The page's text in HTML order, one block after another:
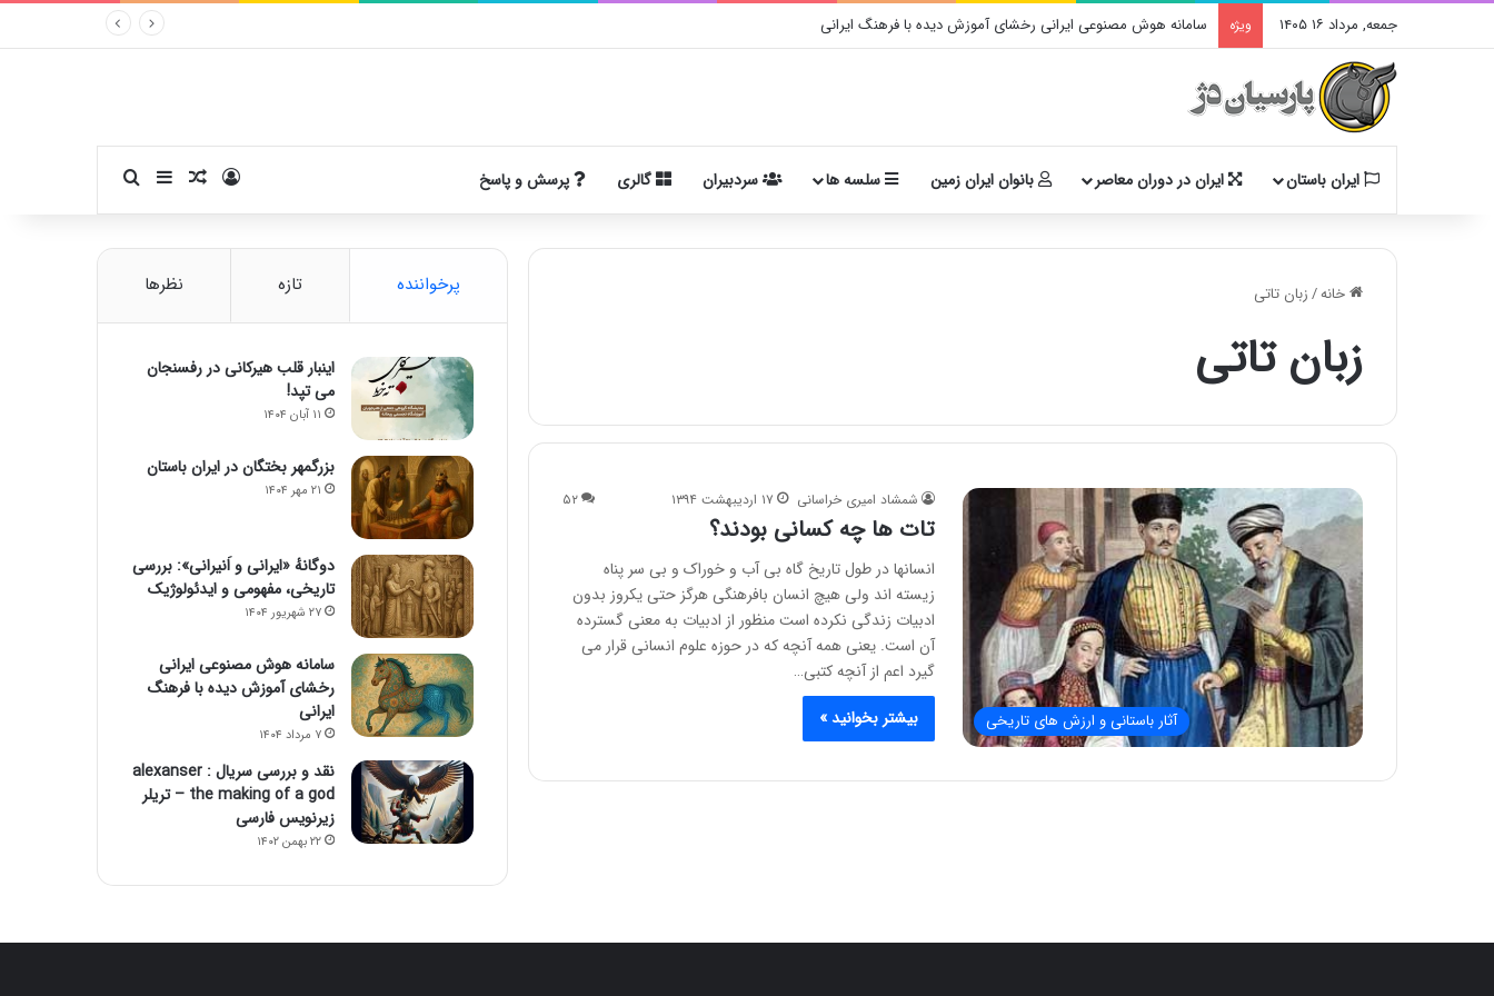
جمعه, مرداد ۱۶ ۱۴۰۵ ویژه سامانه هوش مصنوعی ایرانی رخشای آموزش دیده با فرهنگ ایرانی
ایران باستان ایران در دوران معاصر بانوان ایران زمین سلسه ها سردبیران گالری پرسش و پاسخ ورودنوشته تصادفی
سایدبارجستجو برای
خانه/زبان تاتی
زبان تاتی
آثار باستانی و ارزش های تاریخی
شمشاد امیری خراسانی ۱۷ اردیبهشت ۱۳۹۴ ۵۲
تات ها چه کسانی بودند؟
انسانها در طول تاریخ گاه بی آب و خوراک و بی سر پناه
زیسته اند ولی هیچ انسان بافرهنگی هرگز حتی یکروز بدون
ادبیات زندگی نکرده است منظور از ادبیات به معنی گسترده
آن است. یعنی همه آنچه که در حوزه علوم انسانی قرار می
گیرد اعم از آنچه کتبی…
بیشتر بخوانید »
پرخواننده تازه نظرها
اینبار قلب هیرکانی در رفسنجان
می تپد!
۱۱ آبان ۱۴۰۴
بزرگمهر بختگان در ایران باستان
۲۱ مهر ۱۴۰۴
دوگانهٔ «ایرانی و اَنیرانی»: بررسی
تاریخی، مفهومی و ایدئولوژیک
۲۷ شهریور ۱۴۰۴
سامانه هوش مصنوعی ایرانی
رخشای آموزش دیده با فرهنگ
ایرانی
۷ مرداد ۱۴۰۴
نقد و بررسی سریال alexanser :
the making of a god – تریلر
زیرنویس فارسی
۲۲ بهمن ۱۴۰۲